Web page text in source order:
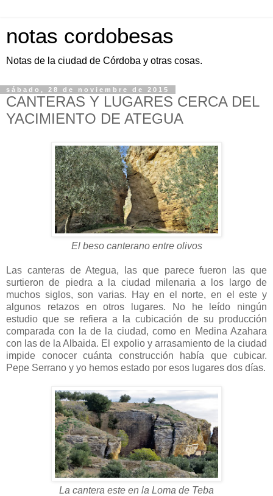
notas cordobesas
Notas de la ciudad de Córdoba y otras cosas.
sábado, 28 de noviembre de 2015
CANTERAS Y LUGARES CERCA DEL
YACIMIENTO DE ATEGUA
El beso canterano entre olivos
Las canteras de Ategua, las que parece fueron las que
surtieron de piedra a la ciudad milenaria a los largo de
muchos siglos, son varias. Hay en el norte, en el este y
algunos retazos en otros lugares. No he leído ningún
estudio que se refiera a la cubicación de su producción
comparada con la de la ciudad, como en Medina Azahara
con las de la Albaida. El expolio y arrasamiento de la ciudad
impide conocer cuánta construcción había que cubicar.
Pepe Serrano y yo hemos estado por esos lugares dos días.
La cantera este en la Loma de Teba